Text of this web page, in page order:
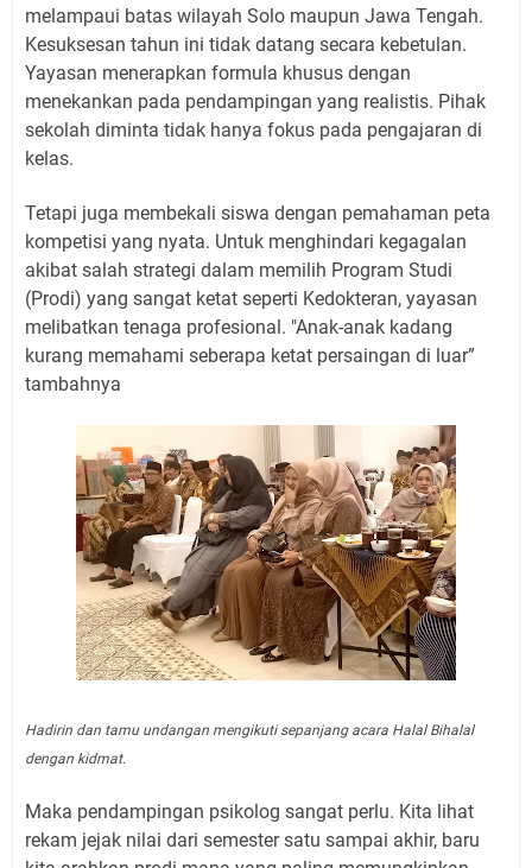
melampaui batas wilayah Solo maupun Jawa Tengah.
Kesuksesan tahun ini tidak datang secara kebetulan.
Yayasan menerapkan formula khusus dengan
menekankan pada pendampingan yang realistis. Pihak
sekolah diminta tidak hanya fokus pada pengajaran di
kelas.
Tetapi juga membekali siswa dengan pemahaman peta
kompetisi yang nyata. Untuk menghindari kegagalan
akibat salah strategi dalam memilih Program Studi
(Prodi) yang sangat ketat seperti Kedokteran, yayasan
melibatkan tenaga profesional. "Anak-anak kadang
kurang memahami seberapa ketat persaingan di luar”
tambahnya
Hadirin dan tamu undangan mengikuti sepanjang acara Halal Bihalal
dengan kidmat.
Maka pendampingan psikolog sangat perlu. Kita lihat
rekam jejak nilai dari semester satu sampai akhir, baru